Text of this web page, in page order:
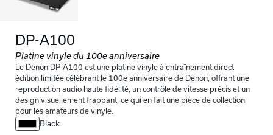
DP-A100
Platine vinyle du 100e anniversaire
Le Denon DP-A100 est une platine vinyle à entraînement direct
édition limitée célébrant le 100e anniversaire de Denon, offrant une
reproduction audio haute fidélité, un contrôle de vitesse précis et un
design visuellement frappant, ce qui en fait une pièce de collection
pour les amateurs de vinyle.
Black